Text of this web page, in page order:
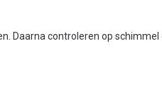
Daarna controleren op